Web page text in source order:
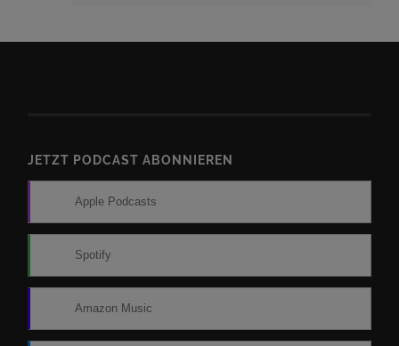
JETZT PODCAST ABONNIEREN
Apple Podcasts
Spotify
Amazon Music